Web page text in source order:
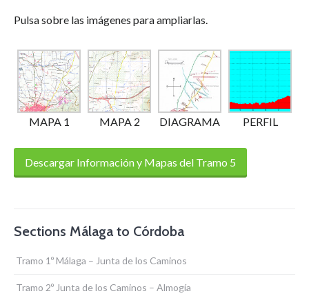
Pulsa sobre las imágenes para ampliarlas.
MAPA 1 MAPA 2 DIAGRAMA PERFIL
Descargar Información y Mapas del Tramo 5
Sections Málaga to Córdoba
Tramo 1º Málaga – Junta de los Caminos
Tramo 2º Junta de los Caminos – Almogía